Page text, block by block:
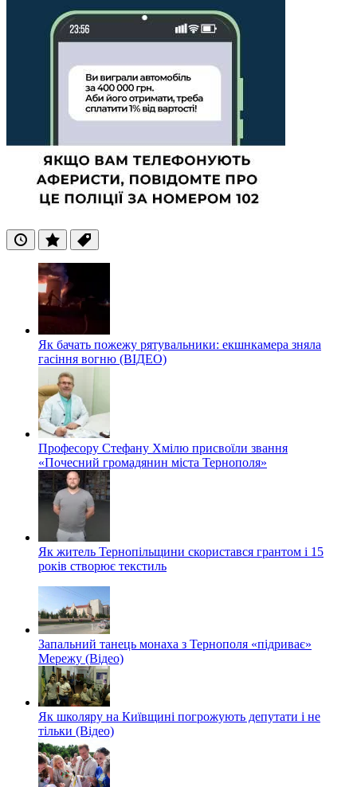
ОстанніПопулярні
Теги
Як бачать пожежу рятувальники: екшнкамера зняла
гасіння вогню (ВІДЕО)
Професору Стефану Хмілю присвоїли звання
«Почесний громадянин міста Тернополя»
Як житель Тернопільщини скористався грантом і 15
років створює текстиль
Запальний танець монаха з Тернополя «підриває»
Мережу (Відео)
Як школяру на Київщині погрожують депутати і не
тільки (Відео)